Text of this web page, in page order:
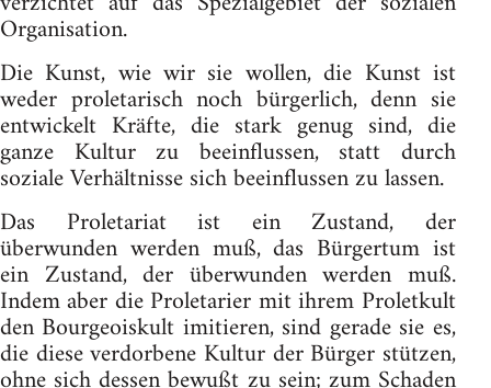
Organisation.
Die Kunst, wie wir sie wollen, die Kunst ist
weder proletarisch noch bürgerlich, denn sie
entwickelt Kräfte, die stark genug sind, die
ganze Kultur zu beeinflussen, statt durch
soziale Verhältnisse sich beeinflussen zu lassen.
Das Proletariat ist ein Zustand, der
überwunden werden muß, das Bürgertum ist
ein Zustand, der überwunden werden muß.
Indem aber die Proletarier mit ihrem Proletkult
den Bourgeoiskult imitieren, sind gerade sie es,
die diese verdorbene Kultur der Bürger stützen,